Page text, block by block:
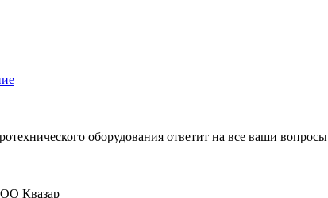
оборудования ответит на все ваши вопросы
Квазар